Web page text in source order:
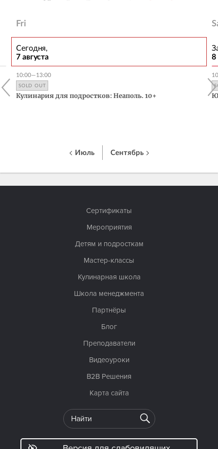
Fri
Сегодня,
7 августа
10:00—13:00
SOLD OUT
Кулинария для подростков: Неаполь. 10+
8
Июль Сентябрь
Сертификаты
Мероприятия
Детям и подросткам
Мастер-классы
Кулинарная школа
Школа менеджмента
Партнёры
Блог
Преподаватели
Видеоуроки
B2B Решения
Карта сайта